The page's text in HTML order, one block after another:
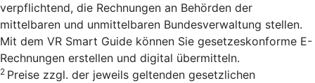
verpflichtend, die Rechnungen an Behörden der
mittelbaren und unmittelbaren Bundesverwaltung stellen.
Mit dem VR Smart Guide können Sie gesetzeskonforme E-
Rechnungen erstellen und digital übermitteln.
2 Preise zzgl. der jeweils geltenden gesetzlichen